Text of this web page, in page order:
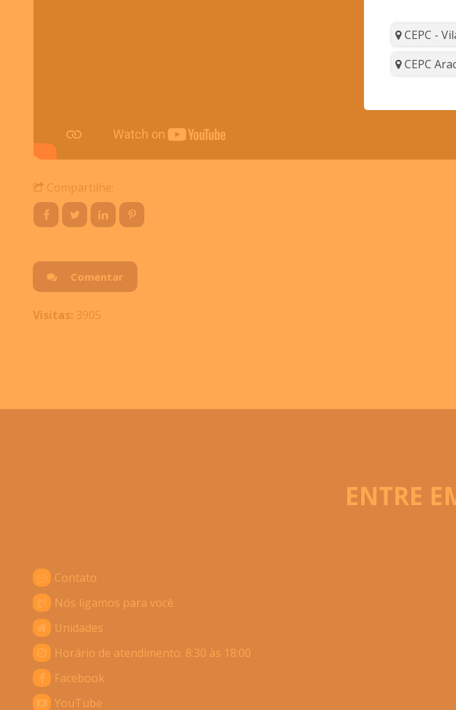
Compartilhe:
Comentar
Visitas: 3905
ENTRE
Contato
Nós ligamos para você
Unidades
Horário de atendimento: 8:30 às 18:00
Facebook
YouTube
CEPC -
CEPC